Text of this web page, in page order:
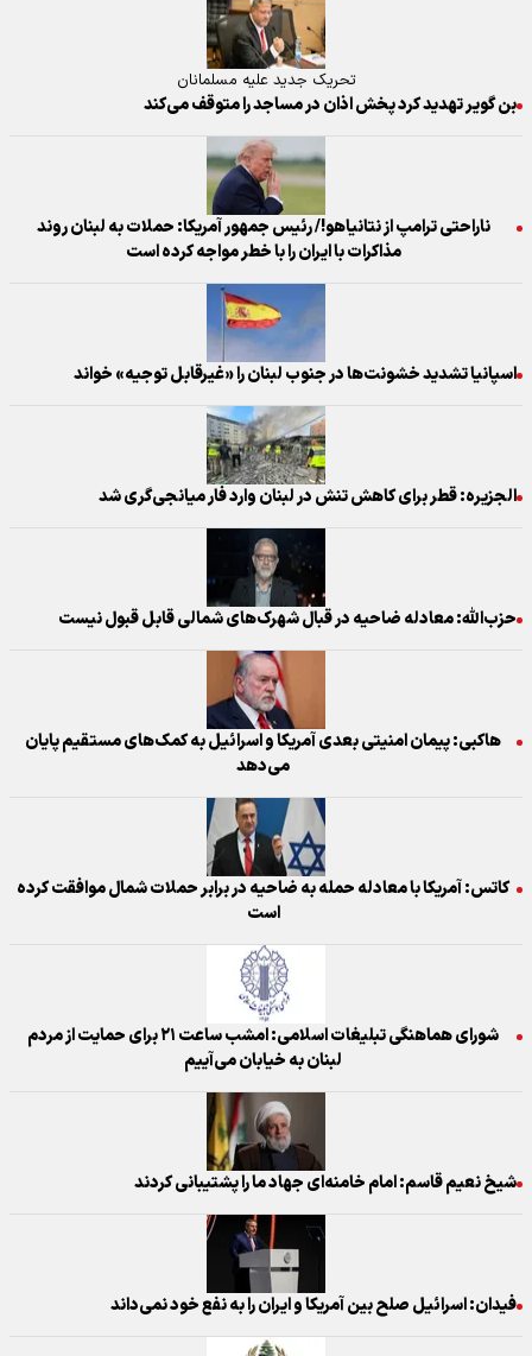
تحریک جدید علیه مسلمانان
بن گویر تهدید کرد پخش اذان در مساجد را متوقف می‌کند
ناراحتی ترامپ از نتانیاهو!/ رئیس جمهور آمریکا: حملات به لبنان روند
مذاکرات با ایران را با خطر مواجه کرده است
اسپانیا تشدید خشونت‌ها در جنوب لبنان را «غیرقابل توجیه» خواند
الجزیره: قطر برای کاهش تنش در لبنان وارد فار میانجی‌گری شد
حزب‌الله: معادله ضاحیه در قبال شهرک‌های شمالی قابل قبول نیست
هاکبی: پیمان امنیتی بعدی آمریکا و اسرائیل به کمک‌های مستقیم پایان
می‌دهد
کاتس: آمریکا با معادله حمله به ضاحیه در برابر حملات شمال موافقت کرده
است
شورای هماهنگی تبلیغات اسلامی: امشب ساعت ۲۱ برای حمایت از مردم
لبنان به خیابان می‌آییم
شیخ نعیم قاسم: امام خامنه‌ای جهاد ما را پشتیبانی کردند
فیدان: اسرائیل صلح بین آمریکا و ایران را به نفع خود نمی‌داند